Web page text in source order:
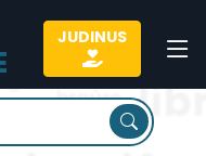
JUDINUS